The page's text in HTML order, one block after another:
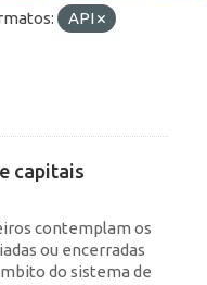
API
capitais
contemplam os
ou encerradas
do sistema de